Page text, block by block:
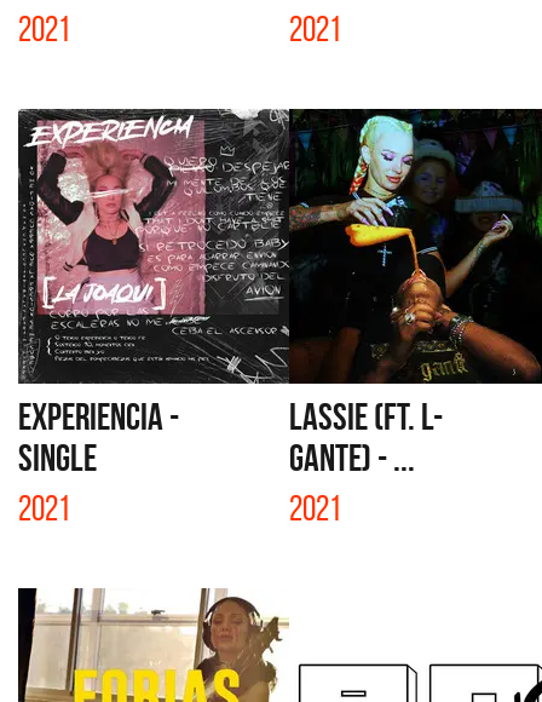
2021 2021
EXPERIENCIA -
SINGLE
2021
LASSIE (FT. L-
GANTE) - ...
2021